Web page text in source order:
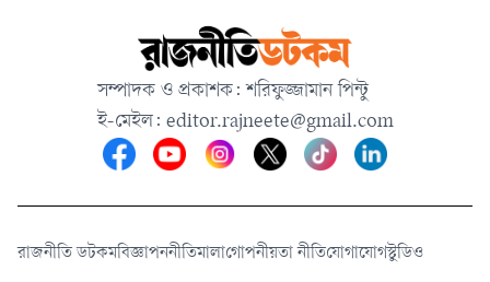
নাৎসিরা জোর করে ক্ষমতায় টিকে
থাকলেও শেখ হাসিনার সঙ্গে তাদের
মৌলিক পার্থক্য রয়েছে বলে জানান
চীন সফরকে কেন্দ্র করে সরকারকে
এক ধরনের বার্তা দেওয়ার চেষ্টা
করা হয়েছে।’
সম্পাদক ও প্রকাশক: শরিফুজ্জামান পিন্টু
ই-মেইল: editor.rajneete@gmail.com
রাজনীতি ডটকমবিজ্ঞাপননীতিমালাগোপনীয়তা নীতিযোগাযোগস্টুডিও